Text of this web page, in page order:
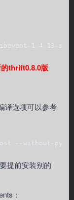
1.4.13-
thrift0.8.0版
译选项可以参考
--without-
提前安装别的
：